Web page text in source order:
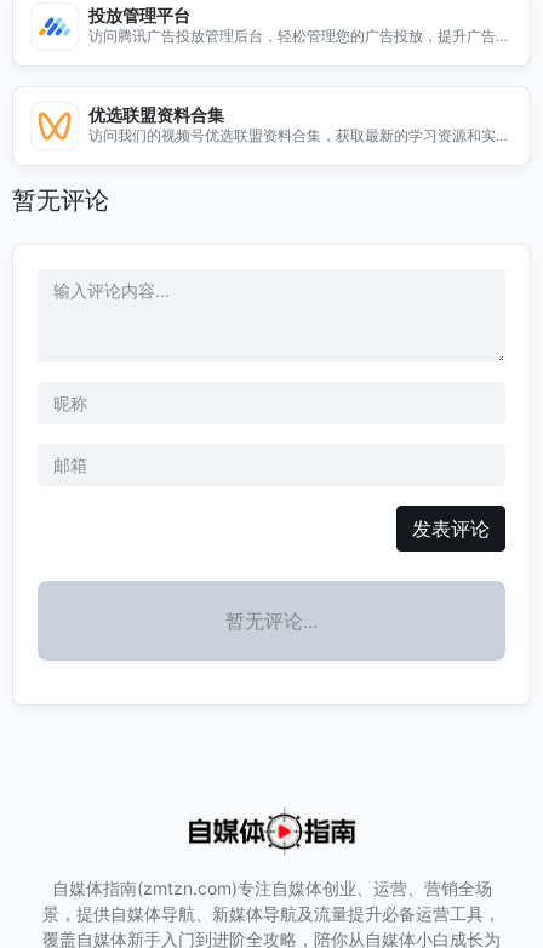
投放管理平台
访问腾讯广告投放管理后台，轻松管理您的广告投放，提升广告效
优选联盟资料合集
访问我们的视频号优选联盟资料合集，获取最新的学习资源和实用
暂无评论
发表评论
暂无评论...
自媒体指南(zmtzn.com)专注自媒体创业、运营、营销全场
景，提供自媒体导航、新媒体导航及流量提升必备运营工具，
覆盖自媒体新手入门到进阶全攻略，陪你从自媒体小白成长为